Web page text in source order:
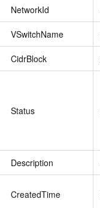
NetworkId
VSwitchName
CidrBlock
Status
Description
CreatedTime